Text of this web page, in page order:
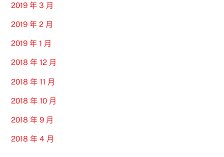
2019 年 3 月
2019 年 2 月
2019 年 1 月
2018 年 12 月
2018 年 11 月
2018 年 10 月
2018 年 9 月
2018 年 4 月